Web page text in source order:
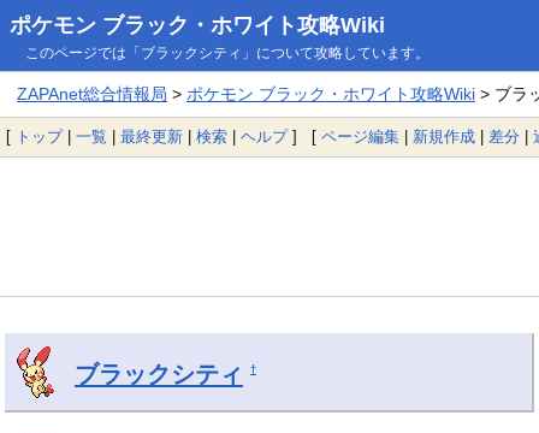
ポケモン ブラック・ホワイト攻略Wiki
このページでは「ブラックシティ」について攻略しています。
ZAPAnet総合情報局 > ポケモン ブラック・ホワイト攻略Wiki> ブラ
[ トップ| 一覧 | 最終更新 | 検索 | ヘルプ] [ ページ編集 | 新規作成 | 差分 |
ブラックシティ †